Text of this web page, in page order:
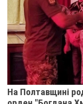
На Полтавщині